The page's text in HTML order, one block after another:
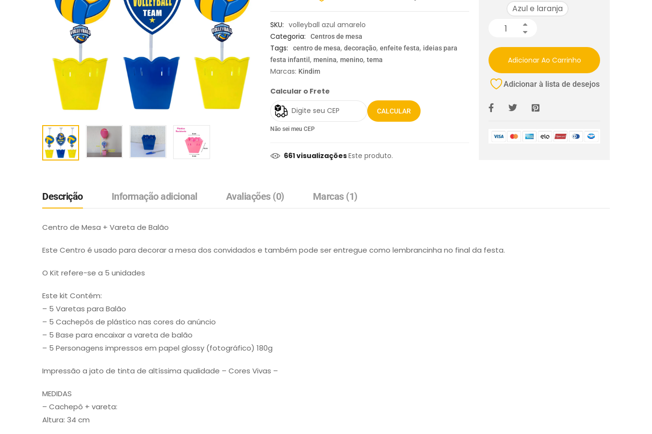
SKU: volleyball azul amarelo
Categoria:
Centros de mesa
Tags: centro de mesa,decoração,enfeite festa, ideias para
festa infantil ,menina,menino,tema
Marcas: Kindim
Calcular o Frete
CALCULAR
Não sei meu CEP
661 visualizaçõesEste produto.
Azul e laranja
Adicionar Ao Carrinho
Adicionar à lista de desejos
Descrição Informação adicional Avaliações (0) Marcas (1)
Centro de Mesa + Vareta de Balão
Este Centro é usado para decorar a mesa dos convidados e também pode ser entregue como lembrancinha no final da festa.
O Kit refere-se a 5 unidades
Este kit Contém:
– 5 Varetas para Balão
– 5 Cachepôs de plástico nas cores do anúncio
– 5 Base para encaixar a vareta de balão
– 5 Personagens impressos em papel glossy (fotográfico) 180g
Impressão a jato de tinta de altíssima qualidade – Cores Vivas –
MEDIDAS
– Cachepô + vareta:
Altura: 34 cm